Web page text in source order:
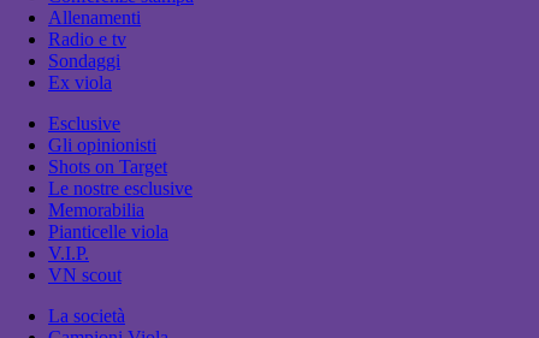
Allenamenti
Radio e tv
Sondaggi
Ex viola
Esclusive
Gli opinionisti
Shots on Target
Le nostre esclusive
Memorabilia
Pianticelle viola
V.I.P.
VN scout
La società